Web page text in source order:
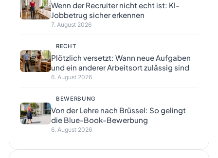
Wenn der Recruiter nicht echt ist: KI-
Jobbetrug sicher erkennen
7. August 2026
RECHT
Plötzlich versetzt: Wann neue Aufgaben
und ein anderer Arbeitsort zulässig sind
6. August 2026
BEWERBUNG
Von der Lehre nach Brüssel: So gelingt
die Blue-Book-Bewerbung
6. August 2026